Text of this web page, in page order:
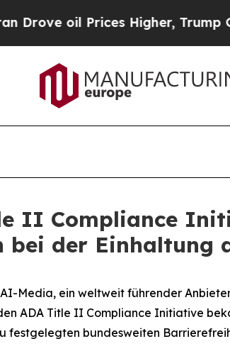
oil Prices Higher, Trump Gave
II Compliance
der Einhaltung
AI-Media, ein weltweit führender
ADA Title II Compliance Initiative
festgelegten bundesweiten